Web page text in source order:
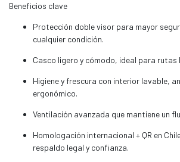
Beneficios clave
Protección doble visor para mayor
cualquier condición.
Casco ligero y cómodo, ideal para rutas
Higiene y frescura con interior lavable,
ergonómico.
Ventilación avanzada que mantiene un
Homologación internacional + QR en
respaldo legal y confianza.